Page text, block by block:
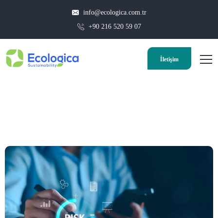
info@ecologica.com.tr
+90 216 520 59 07
İletişim